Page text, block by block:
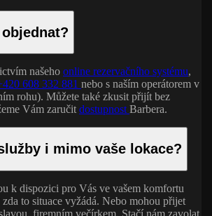
našeho online rezervačního systému,
608 332 881 nebo s naším operátorem v
rohu). Můžete také zkusit přijít bez
Vám zaručit dostupnost Barbera.
i mimo vaše lokace?
k dispozici pro Vás ve vašem komfortu
to situace vyžádá. Nebo mohou přijet
firemním večírkem. Stačí nám zavolat